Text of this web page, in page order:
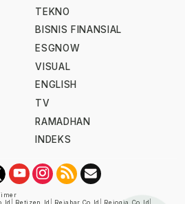
TEKNO
BISNIS FINANSIAL
ESGNOW
VISUAL
ENGLISH
TV
RAMADHAN
INDEKS